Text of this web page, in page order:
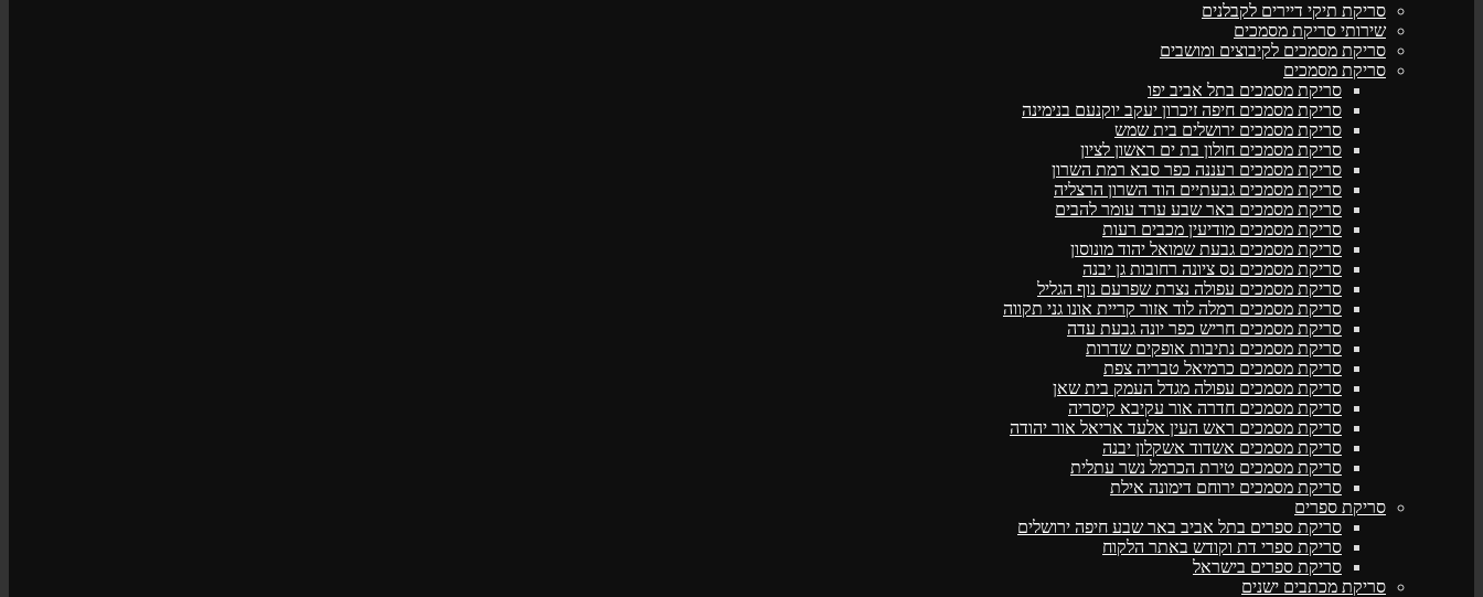
סריקת תיקי דיירים לקבלנים
שירותי סריקת מסמכים
סריקת מסמכים לקיבוצים ומושבים
סריקת מסמכים
סריקת מסמכים בתל אביב יפו
סריקת מסמכים חיפה זיכרון יעקב יוקנעם בנימינה
סריקת מסמכים ירושלים בית שמש
סריקת מסמכים חולון בת ים ראשון לציון
סריקת מסמכים רעננה כפר סבא רמת השרון
סריקת מסמכים גבעתיים הוד השרון הרצליה
סריקת מסמכים באר שבע ערד עומר להבים
סריקת מסמכים מודיעין מכבים רעות
סריקת מסמכים גבעת שמואל יהוד מונוסון
סריקת מסמכים נס ציונה רחובות גן יבנה
סריקת מסמכים עפולה נצרת שפרעם נוף הגליל
סריקת מסמכים רמלה לוד אזור קריית אונו גני תקווה
סריקת מסמכים חריש כפר יונה גבעת עדה
סריקת מסמכים נתיבות אופקים שדרות
סריקת מסמכים כרמיאל טבריה צפת
סריקת מסמכים עפולה מגדל העמק בית שאן
סריקת מסמכים חדרה אור עקיבא קיסריה
סריקת מסמכים ראש העין אלעד אריאל אור יהודה
סריקת מסמכים אשדוד אשקלון יבנה
סריקת מסמכים טירת הכרמל נשר עתלית
סריקת מסמכים ירוחם דימונה אילת
סריקת ספרים
סריקת ספרים בתל אביב באר שבע חיפה ירושלים
סריקת ספרי דת וקודש באתר הלקוח
סריקת ספרים בישראל
סריקת מכתבים ישנים